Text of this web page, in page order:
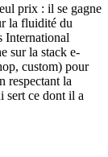
prix : il se gagne
la fluidité du
International
sur la stack e-
custom) pour
respectant la
sert ce dont il a